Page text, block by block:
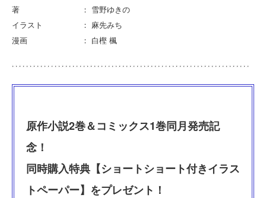
著 ： 雪野ゆきの
イラスト ： 麻先みち
漫画 ： 白樫 楓
原作小説2巻＆コミックス1巻同月発売記
念！
同時購入特典【ショートショート付きイラス
トペーパー】をプレゼント！